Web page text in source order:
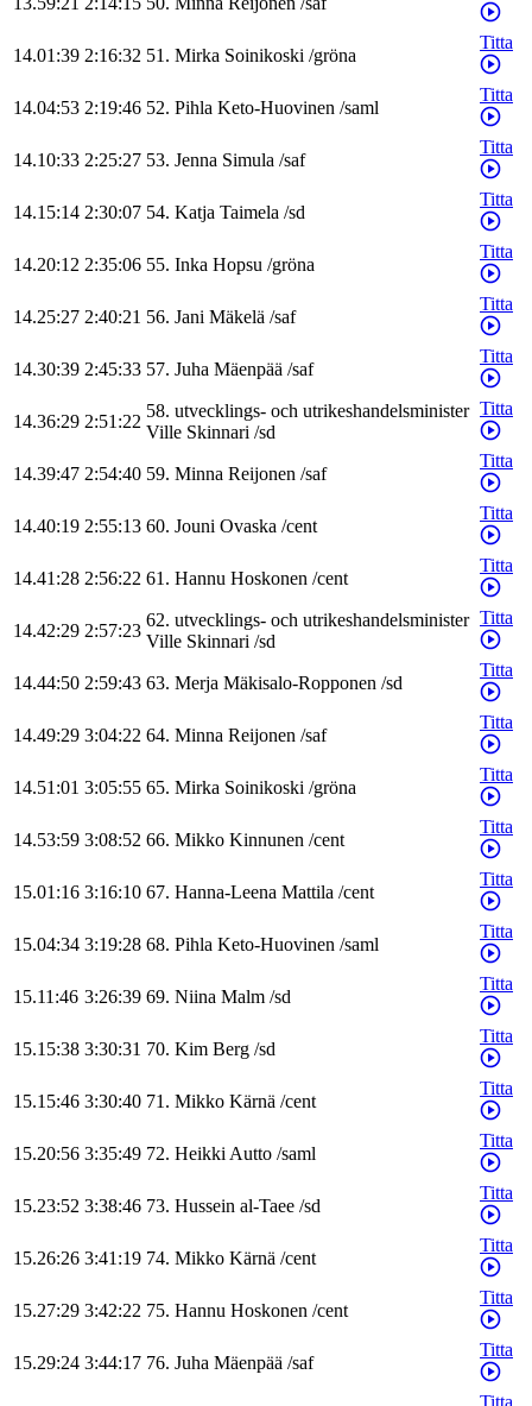
14.01:39 2:16:32 51. Mirka Soinikoski /gröna
Titta
14.04:53 2:19:46 52. Pihla Keto-Huovinen /saml
Titta
14.10:33 2:25:27 53. Jenna Simula /saf
Titta
14.15:14 2:30:07 54. Katja Taimela /sd
Titta
14.20:12 2:35:06 55. Inka Hopsu /gröna
Titta
14.25:27 2:40:21 56. Jani Mäkelä /saf
Titta
14.30:39 2:45:33 57. Juha Mäenpää /saf
Titta
14.36:29 2:51:22
58. utvecklings- och utrikeshandelsminister
Ville Skinnari /sd
Titta
14.39:47 2:54:40 59. Minna Reijonen /saf
Titta
14.40:19 2:55:13 60. Jouni Ovaska /cent
Titta
14.41:28 2:56:22 61. Hannu Hoskonen /cent
Titta
14.42:29 2:57:23
62. utvecklings- och utrikeshandelsminister
Ville Skinnari /sd
Titta
14.44:50 2:59:43 63. Merja Mäkisalo-Ropponen /sd
Titta
14.49:29 3:04:22 64. Minna Reijonen /saf
Titta
14.51:01 3:05:55 65. Mirka Soinikoski /gröna
Titta
14.53:59 3:08:52 66. Mikko Kinnunen /cent
Titta
15.01:16 3:16:10 67. Hanna-Leena Mattila /cent
Titta
15.04:34 3:19:28 68. Pihla Keto-Huovinen /saml
Titta
15.11:46 3:26:39 69. Niina Malm /sd
Titta
15.15:38 3:30:31 70. Kim Berg /sd
Titta
15.15:46 3:30:40 71. Mikko Kärnä /cent
Titta
15.20:56 3:35:49 72. HeikkiAutto /saml
Titta
15.23:52 3:38:46 73. Hussein al-Taee /sd
Titta
15.26:26 3:41:19 74. Mikko Kärnä /cent
Titta
15.27:29 3:42:22 75. Hannu Hoskonen /cent
Titta
15.29:24 3:44:17 76. Juha Mäenpää /saf
Titta